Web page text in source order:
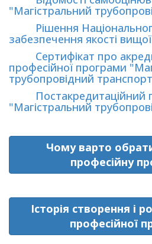
"Магістральний
Рішення
забезпечення якості вищої
Сертифікат про
професійної програми
трубопровідний
Постакредитаційний
"Магістральний
Чому варто
професійну
Історія створення і
професійної